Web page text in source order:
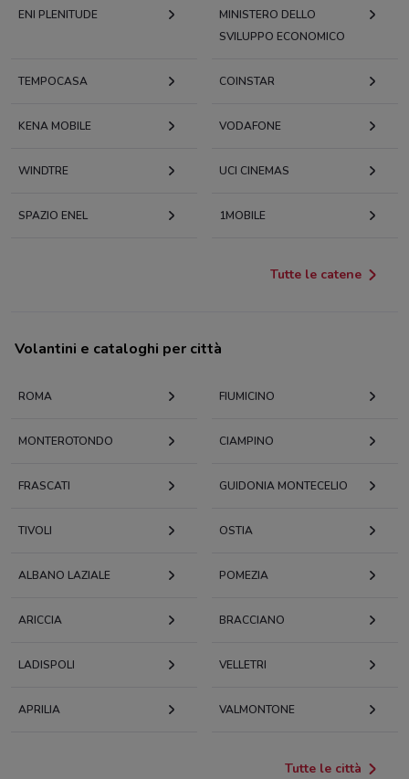
ENI PLENITUDE
MINISTERO DELLO
SVILUPPO ECONOMICO
TEMPOCASA COINSTAR
KENA MOBILE VODAFONE
WINDTRE UCI CINEMAS
SPAZIO ENEL 1MOBILE
Tutte le catene
Volantini e cataloghi per città
ROMA FIUMICINO
MONTEROTONDO CIAMPINO
FRASCATI GUIDONIA MONTECELIO
TIVOLI OSTIA
ALBANO LAZIALE POMEZIA
ARICCIA BRACCIANO
LADISPOLI VELLETRI
APRILIA VALMONTONE
Tutte le città